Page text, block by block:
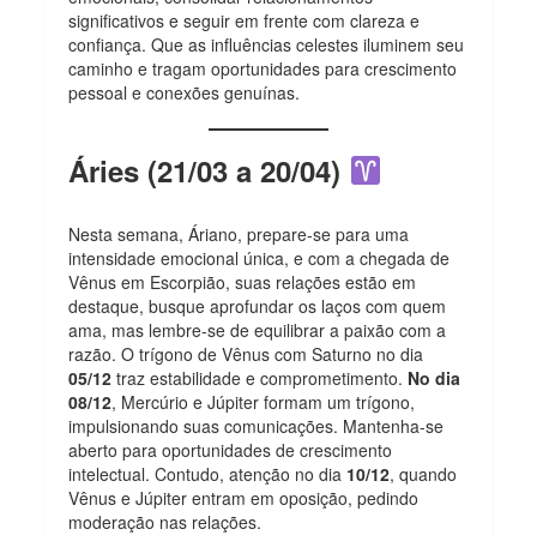
significativos e seguir em frente com clareza e
confiança. Que as influências celestes iluminem seu
caminho e tragam oportunidades para crescimento
pessoal e conexões genuínas.
Áries (21/03 a 20/04)
Nesta semana, Áriano, prepare-se para uma
intensidade emocional única, e com a chegada de
Vênus em Escorpião, suas relações estão em
destaque, busque aprofundar os laços com quem
ama, mas lembre-se de equilibrar a paixão com a
razão. O trígono de Vênus com Saturno no dia
05/12 traz estabilidade e comprometimento. No dia
08/12, Mercúrio e Júpiter formam um trígono,
impulsionando suas comunicações. Mantenha-se
aberto para oportunidades de crescimento
intelectual. Contudo, atenção no dia 10/12, quando
Vênus e Júpiter entram em oposição, pedindo
moderação nas relações.